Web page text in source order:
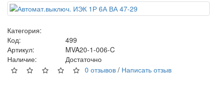
Категория:
Код:
499
Артикул:
MVA20-1-006-C
Наличие:
Достаточно
0 отзывов / Написать отзыв